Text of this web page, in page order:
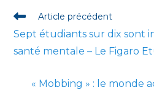
Read
articles
Article précédent
Sept étudiants sur dix sont
santé mentale – Le Figaro
« Mobbing » : le monde